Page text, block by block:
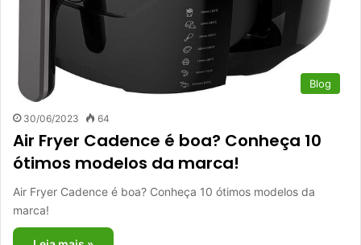
Blog
30/06/2023 64
Air Fryer Cadence é boa? Conheça 10
ótimos modelos da marca!
Air Fryer Cadence é boa? Conheça 10 ótimos modelos da
marca!